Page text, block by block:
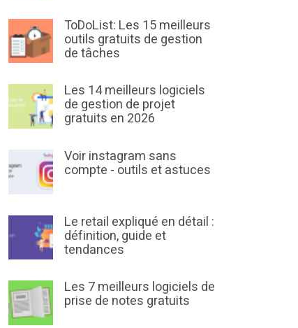
ToDoList: Les 15 meilleurs
outils gratuits de gestion
de tâches
Les 14 meilleurs logiciels
de gestion de projet
gratuits en 2026
Voir instagram sans
compte - outils et astuces
Le retail expliqué en détail :
définition, guide et
tendances
Les 7 meilleurs logiciels de
prise de notes gratuits